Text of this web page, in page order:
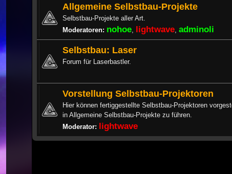
Allgemeine Selbstbau-Projekte
Selbstbau-Projekte aller Art.
Moderatoren: nohoe lightwave adminoli
Selbstbau: Laser
Forum für Laserbastler.
Vorstellung Selbstbau-Projektoren
Hier können fertiggestellte Selbstbau-Projektoren
in Allgemeine Selbstbau-Projekte zu führen.
Moderator: lightwave